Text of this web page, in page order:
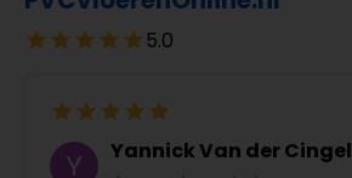
5.0
Yannick Van der Cingel